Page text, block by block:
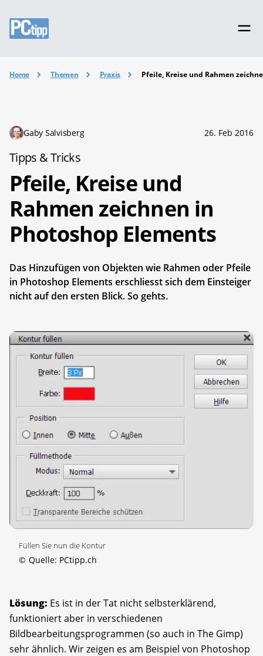
Home Themen Praxis Pfeile, Kreise und Rahmen
Gaby Salvisberg 26. Feb 2016
Tipps & Tricks
Pfeile, Kreise und
Rahmen zeichnen in
Photoshop Elements
Das Hinzufügen von Objekten wie Rahmen oder Pfeile
in Photoshop Elements erschliesst sich dem Einsteiger
nicht auf den ersten Blick. So gehts.
Füllen Sie nun die Kontur
© Quelle: PCtipp.ch
Lösung: Es ist in der Tat nicht selbsterklärend,
funktioniert aber in verschiedenen
Bildbearbeitungsprogrammen (so auch in The Gimp)
sehr ähnlich. Wir zeigen es am Beispiel von Photoshop